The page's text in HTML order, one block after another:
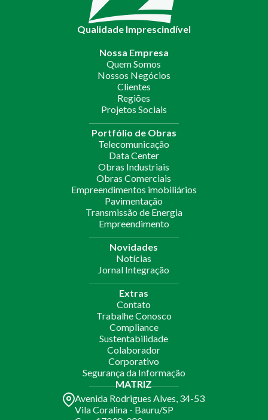
Qualidade Imprescindível
Nossa Empresa
Quem Somos
Nossos Negócios
Clientes
Regiões
Projetos Sociais
Portfólio de Obras
Telecomunicação
Data Center
Obras Industriais
Obras Comerciais
Empreendimentos imobiliários
Pavimentação
Transmissão de Energia
Empreendimento
Novidades
Notícias
Jornal Integração
Extras
Contato
Trabalhe Conosco
Compliance
Sustentabilidade
Colaborador
Corporativo
Segurança da Informação
MATRIZ
Avenida Rodrigues Alves, 34-53
Vila Coralina - Bauru/SP